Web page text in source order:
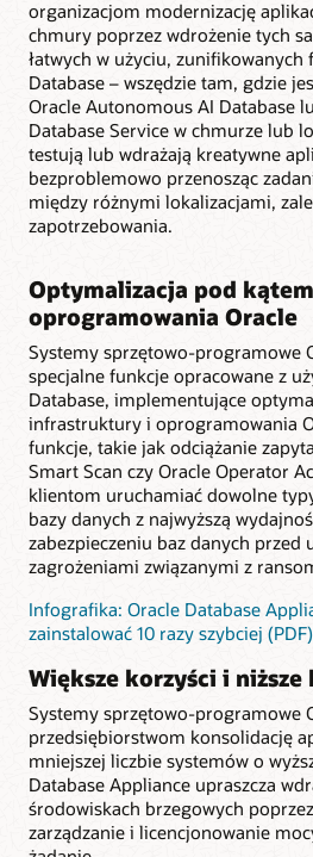
organizacjom modernizację
chmury poprzez wdrożenie tych
łatwych w użyciu, zunifikowanych
Database – wszędzie tam, gdzie
Oracle Autonomous AI Database
Database Service w chmurze lub
testują lub wdrażają kreatywne
bezproblemowo przenosząc
między różnymi lokalizacjami,
zapotrzebowania.
Optymalizacja pod kątem
oprogramowania Oracle
Systemy sprzętowo-programowe
specjalne funkcje opracowane z
Database, implementujące
infrastruktury i oprogramowania
funkcje, takie jak odciążanie
Smart Scan czy Oracle Operator
klientom uruchamiać dowolne
bazy danych z najwyższą
zabezpieczeniu baz danych przed
zagrożeniami związanymi z
Infografika: Oracle Database
zainstalować 10 razy szybciej (PDF)
Większe korzyści i niższe
Systemy sprzętowo-programowe
przedsiębiorstwom konsolidację
mniejszej liczbie systemów o
Database Appliance upraszcza
środowiskach brzegowych
zarządzanie i licencjonowanie